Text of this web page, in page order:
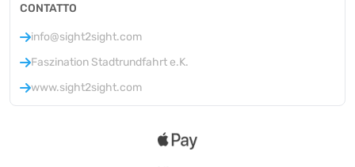
CONTATTO
info@sight2sight.com
Faszination Stadtrundfahrt e.K.
www.sight2sight.com